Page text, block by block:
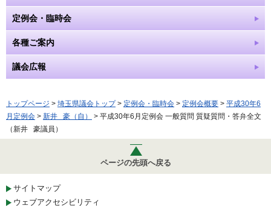
定例会・臨時会
各種ご案内
議会広報
トップページ > 埼玉県議会トップ> 定例会・臨時会 > 定例会概要 > 平成30年6
月定例会 > 新井 豪（自）
> 平成30年6月定例会 一般質問 質疑質問・答弁全文
（新井 豪議員）
ページの先頭へ戻る
サイトマップ
ウェブアクセシビリティ